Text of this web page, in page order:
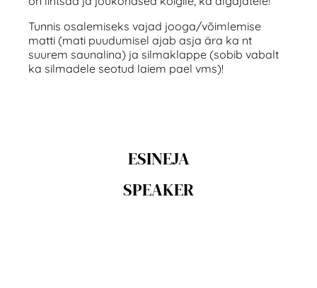
Tunnis osalemiseks vajad jooga/võimlemise
matti (mati puudumisel ajab asja ära ka nt
suurem saunalina) ja silmaklappe (sobib vabalt
ka silmadele seotud laiem pael vms)!
ESINEJA
SPEAKER